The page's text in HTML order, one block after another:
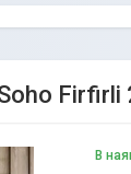
В